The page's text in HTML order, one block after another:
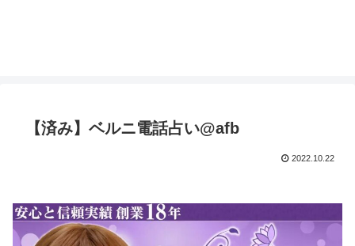
【済み】ベルニ電話占い@afb
2022.10.22